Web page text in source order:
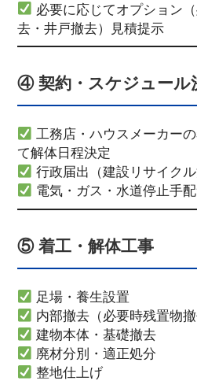
必要に応じてオプション
去・井戸撤去）見積提示
④ 契約・スケジュール
工務店・ハウスメーカー
て解体日程決定
行政届出（建設リサイク
電気・ガス・水道停止手
⑤ 着工・解体工事
足場・養生設置
内部撤去（必要時残置物撤
建物本体・基礎撤去
廃材分別・適正処分
整地仕上げ